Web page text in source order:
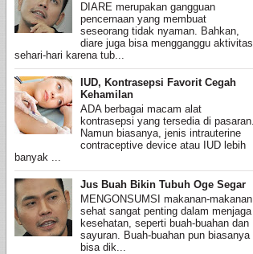
DIARE merupakan gangguan
pencernaan yang membuat
seseorang tidak nyaman. Bahkan,
diare juga bisa mengganggu aktivitas
sehari-hari karena tub...
IUD, Kontrasepsi Favorit Cegah
Kehamilan
ADA berbagai macam alat
kontrasepsi yang tersedia di pasaran.
Namun biasanya, jenis intrauterine
contraceptive device atau IUD lebih
banyak ...
Jus Buah Bikin Tubuh Oge Segar
MENGONSUMSI makanan-makanan
sehat sangat penting dalam menjaga
kesehatan, seperti buah-buahan dan
sayuran. Buah-buahan pun biasanya
bisa dik...